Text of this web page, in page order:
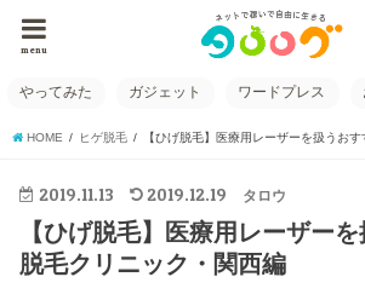
menu
やってみた ガジェット ワードプレス
HOME ヒゲ脱毛 【ひげ脱毛】医療用レーザーを扱うお
2019.11.13 2019.12.19 タロウ
【ひげ脱毛】医療用レーザー
脱毛クリニック・関西編